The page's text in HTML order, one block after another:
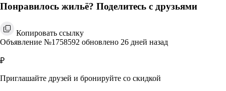
Понравилось жильё? Поделитесь с друзьями
Копировать ссылку
Объявление №1758592 обновлено 26 дней назад
₽
Приглашайте друзей и бронируйте со скидкой